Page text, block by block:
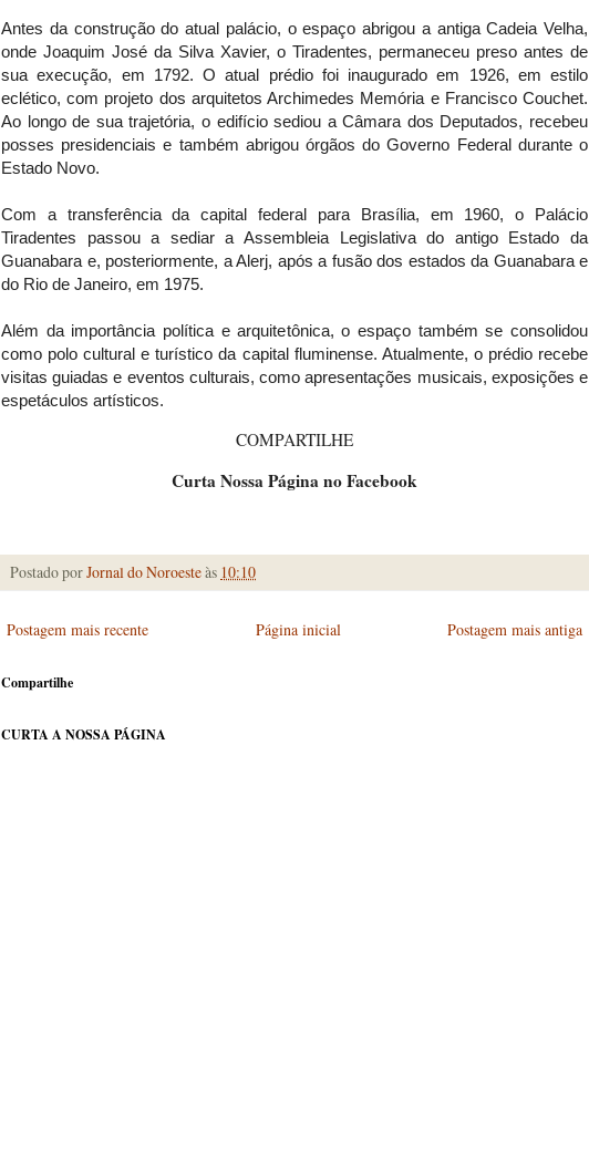
Antes da construção do atual palácio, o espaço abrigou a antiga Cadeia Velha,
onde Joaquim José da Silva Xavier, o Tiradentes, permaneceu preso antes de
sua execução, em 1792. O atual prédio foi inaugurado em 1926, em estilo
eclético, com projeto dos arquitetos Archimedes Memória e Francisco Couchet.
Ao longo de sua trajetória, o edifício sediou a Câmara dos Deputados, recebeu
posses presidenciais e também abrigou órgãos do Governo Federal durante o
Estado Novo.
Com a transferência da capital federal para Brasília, em 1960, o Palácio
Tiradentes passou a sediar a Assembleia Legislativa do antigo Estado da
Guanabara e, posteriormente, a Alerj, após a fusão dos estados da Guanabara e
do Rio de Janeiro, em 1975.
Além da importância política e arquitetônica, o espaço também se consolidou
como polo cultural e turístico da capital fluminense. Atualmente, o prédio recebe
visitas guiadas e eventos culturais, como apresentações musicais, exposições e
espetáculos artísticos.
COMPARTILHE
Curta Nossa Página no Facebook
Postado porJornal do Noroesteàs 10:10
Postagem mais recente Postagem mais antiga
Página inicial
Compartilhe
CURTA A NOSSA PÁGINA